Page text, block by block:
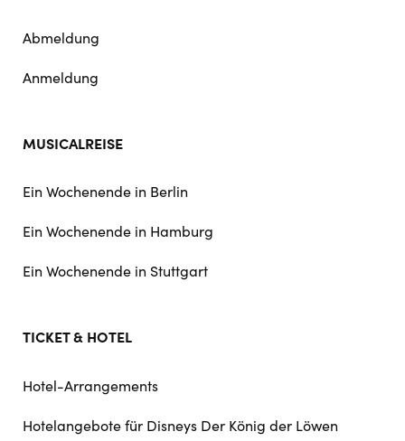
Abmeldung
Anmeldung
MUSICALREISE
Ein Wochenende in Berlin
Ein Wochenende in Hamburg
Ein Wochenende in Stuttgart
TICKET & HOTEL
Hotel-Arrangements
Hotelangebote für Disneys Der König der Löwen